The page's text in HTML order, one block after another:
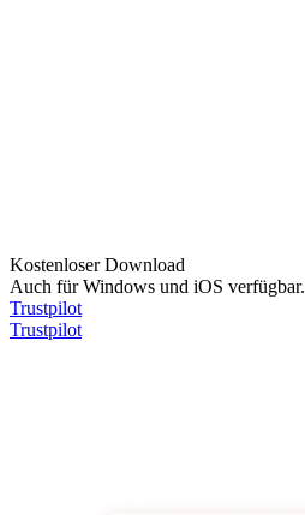
Kostenloser Download
Auch für Windows und iOS verfügbar.
Trustpilot
Trustpilot